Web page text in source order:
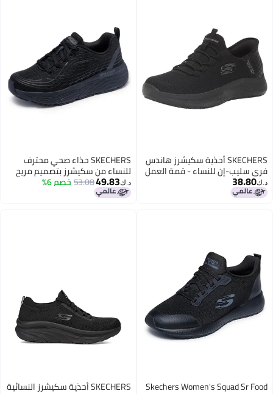
SKECHERS أحذية سكيشرز هاندس
فري سليب-إن للنساء - قمة العمل
SR- إنسلي بلاك
د.ك‏38.80
SKECHERS حذاء صحي محترف
للنساء من سكيشرز بتصميم مريح
مع نعل ماكس كوشينغ إلت SR،
أسود، 6.5
د.ك‏49.83
53.08خصم 6%
Skechers Women's Squad Sr Food SKECHERS أحذية سكيشرز النسائية